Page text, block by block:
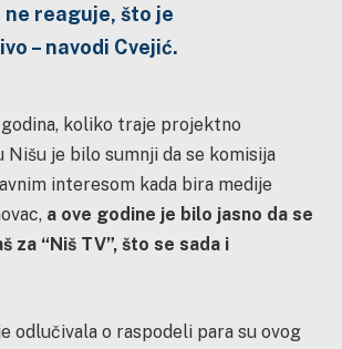
ne reaguje, što je
– navodi Cvejić.
godina, koliko traje projektno
Nišu je bilo sumnji da se komisija
interesom kada bira medije
a ove godine je bilo jasno da se
za “Niš TV”, što se sada i
odlučivala o raspodeli para su ovog